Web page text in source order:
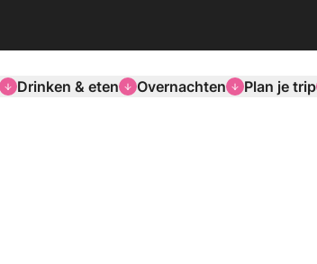
Drinken & eten Overnachten Plan je trip